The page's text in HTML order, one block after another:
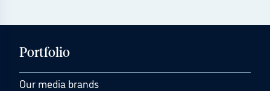
Portfolio
Our media brands